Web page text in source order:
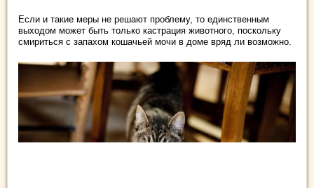
Если и такие меры не решают проблему, то единственным
выходом может быть только кастрация животного, поскольку
смириться с запахом кошачьей мочи в доме вряд ли возможно.